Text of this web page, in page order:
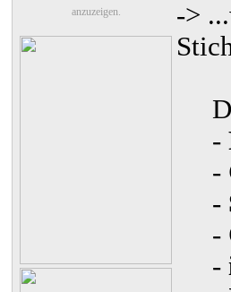
anzuzeigen.
->
-
-
-
-
-